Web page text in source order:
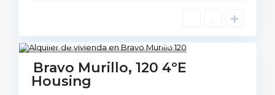
1
Madrid
Not Available
Bravo Murillo, 120 4ºE
Housing